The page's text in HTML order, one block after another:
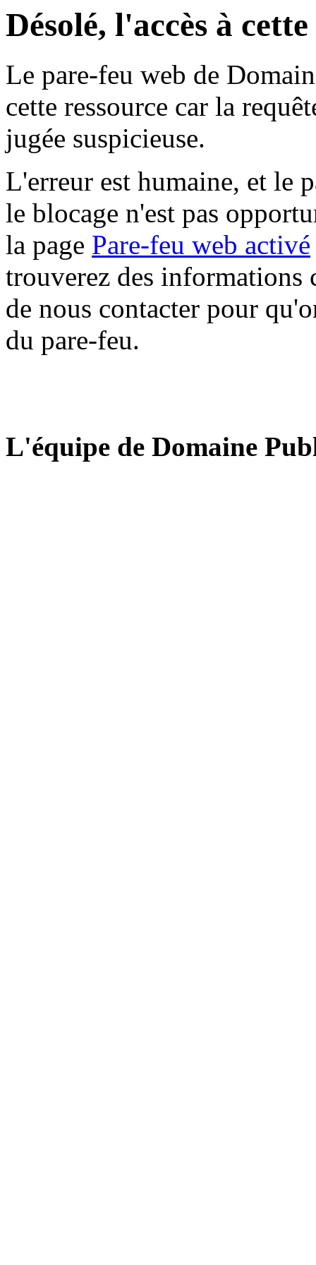
Désolé, l'accès à
Le pare-feu web de
cette ressource car la
jugée suspicieuse.
L'erreur est humaine, et le
le blocage n'est pas
la page Pare-feu web activé
trouverez des informations
de nous contacter pour
du pare-feu.
L'équipe de Domaine